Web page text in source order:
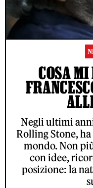
COSA
Negli ultimi
Rolling Stone,
mondo. Non
con idee,
posizione: la